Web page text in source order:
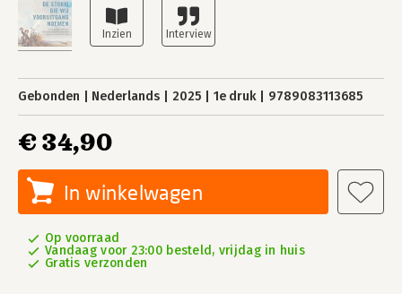
Gebonden Nederlands 2025 1e druk 9789083113685
€ 34,90
In winkelwagen
Op voorraad
Vandaag voor 23:00 besteld, vrijdag in huis
Gratis verzonden